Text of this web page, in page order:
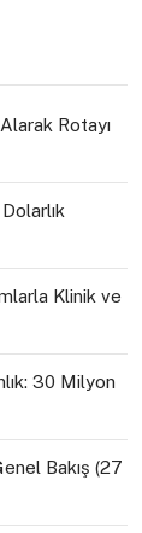
Rotayı
Klinik ve
30 Milyon
Bakış (27